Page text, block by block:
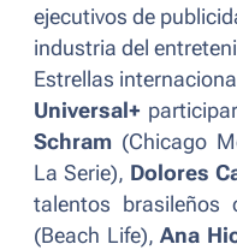
ejecutivos de
industria del
Estrellas
Universal+
Schram (Chicago
La Serie), Dolores
talentos brasileños
(Beach Life), Ana